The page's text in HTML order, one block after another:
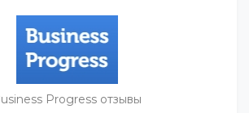
Progress отзывы